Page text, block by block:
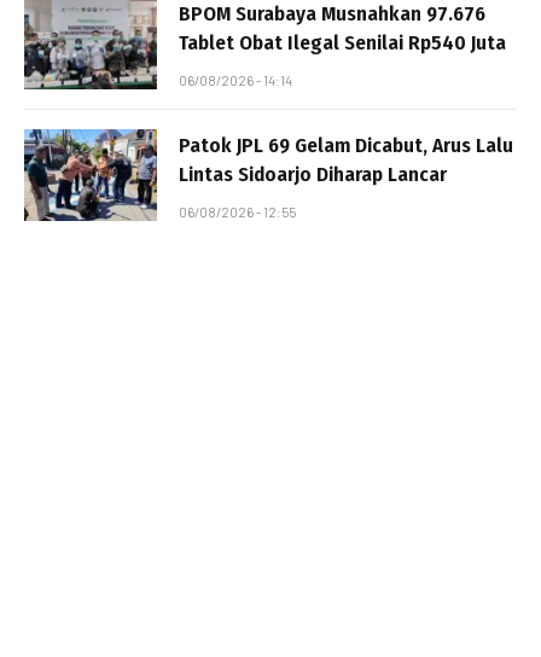
BPOM Surabaya Musnahkan 97.676
Tablet Obat Ilegal Senilai Rp540 Juta
06/08/2026 - 14:14
Patok JPL 69 Gelam Dicabut, Arus Lalu
Lintas Sidoarjo Diharap Lancar
06/08/2026 - 12:55